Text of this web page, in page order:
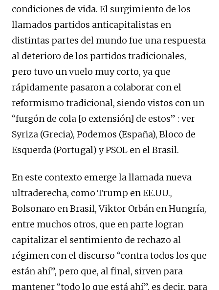
condiciones de vida. El surgimiento de los
llamados partidos anticapitalistas en
distintas partes del mundo fue una respuesta
al deterioro de los partidos tradicionales,
pero tuvo un vuelo muy corto, ya que
rápidamente pasaron a colaborar con el
reformismo tradicional, siendo vistos con un
“furgón de cola [o extensión] de estos” : ver
Syriza (Grecia), Podemos (España), Bloco de
Esquerda (Portugal) y PSOL en el Brasil.
En este contexto emerge la llamada nueva
ultraderecha, como Trump en EE.UU.,
Bolsonaro en Brasil, Viktor Orbán en Hungría,
entre muchos otros, que en parte logran
capitalizar el sentimiento de rechazo al
régimen con el discurso “contra todos los que
están ahí”, pero que, al final, sirven para
mantener “todo lo que está ahí”, es decir, para